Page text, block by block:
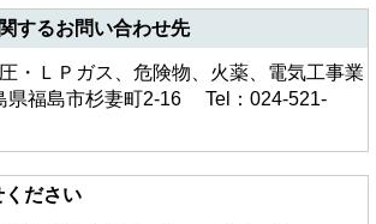
するお問い合わせ先
・ＬＰガス、危険物、火薬、電気工事業
県福島市杉妻町2-16 Tel：024-521-
ください